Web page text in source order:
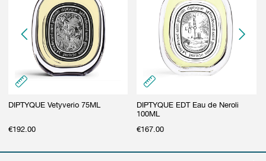
DIPTYQUE Vetyverio 75ML
€192.00
DIPTYQUE EDT Eau de Neroli
100ML
€167.00